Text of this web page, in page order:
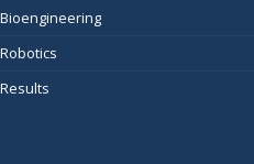
Bioengineering
Robotics
Results